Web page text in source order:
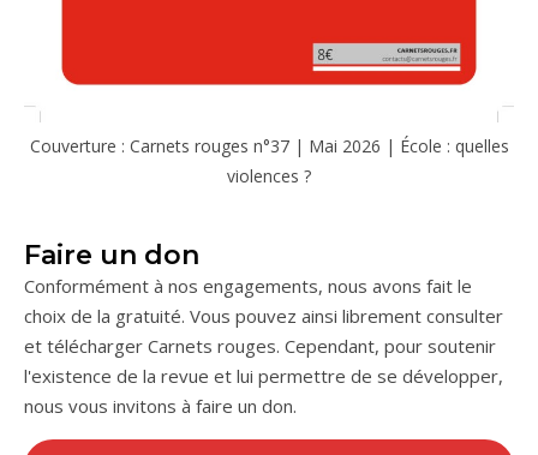
Couverture : Carnets rouges n°37 | Mai 2026 | École : quelles
violences ?
Faire un don
Conformément à nos engagements, nous avons fait le
choix de la gratuité. Vous pouvez ainsi librement consulter
et télécharger Carnets rouges. Cependant, pour soutenir
l'existence de la revue et lui permettre de se développer,
nous vous invitons à faire un don.